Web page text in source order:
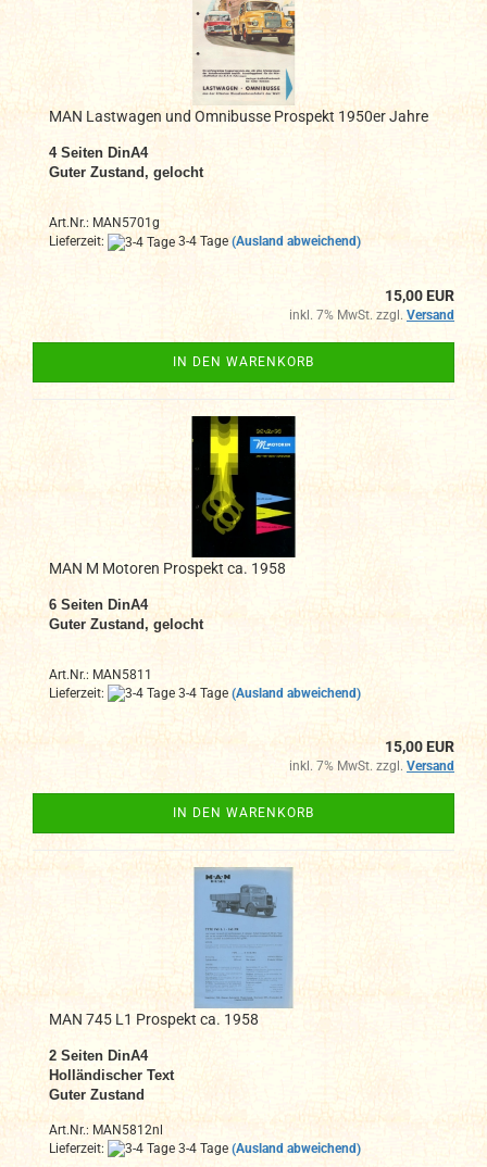
MAN Lastwagen und Omnibusse Prospekt 1950er Jahre
4 Seiten DinA4
Guter Zustand, gelocht
Art.Nr.: MAN5701g
Lieferzeit:
3-4 Tage (Ausland abweichend)
15,00 EUR
inkl. 7% MwSt. zzgl. Versand
IN DEN WARENKORB
MAN M Motoren Prospekt ca. 1958
6 Seiten DinA4
Guter Zustand, gelocht
Art.Nr.: MAN5811
Lieferzeit:
3-4 Tage (Ausland abweichend)
15,00 EUR
inkl. 7% MwSt. zzgl. Versand
IN DEN WARENKORB
MAN 745 L1 Prospekt ca. 1958
2 Seiten DinA4
Holländischer Text
Guter Zustand
Art.Nr.: MAN5812nl
Lieferzeit:
3-4 Tage (Ausland abweichend)